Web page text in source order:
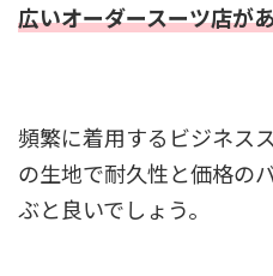
広いオーダースーツ店が
頻繁に着用するビジネス
の生地で耐久性と価格の
ぶと良いでしょう。